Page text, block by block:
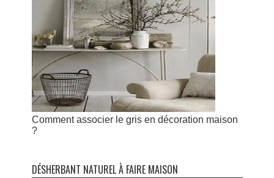
Comment associer le gris en décoration maison
?
DÉSHERBANT NATUREL À FAIRE MAISON